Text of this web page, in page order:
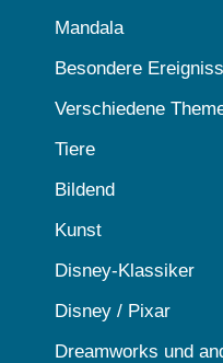
Mandala
Besondere
Verschiedene
Tiere
Bildend
Kunst
Disney-Klassiker
Disney / Pixar
Dreamworks und